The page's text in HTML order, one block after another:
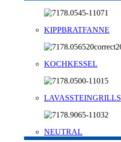
KIPPBRATFANNE
KOCHKESSEL
LAVASSTEINGRILLS
NEUTRAL